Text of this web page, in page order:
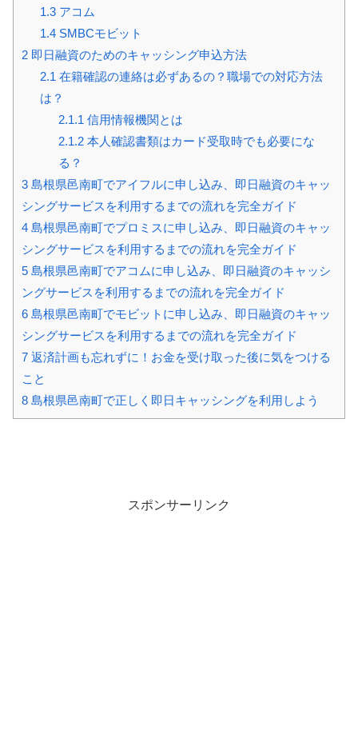
1.3アコム
1.4SMBCモビット
2 即日融資のためのキャッシング申込方法
2.1 在籍確認の連絡は必ずあるの？職場での対応方法
は？
2.1.1 信用情報機関とは
2.1.2本人確認書類はカード受取時でも必要にな
る？
3 島根県邑南町でアイフルに申し込み、即日融資のキャッ
シングサービスを利用するまでの流れを完全ガイド
4 島根県邑南町でプロミスに申し込み、即日融資のキャッ
シングサービスを利用するまでの流れを完全ガイド
5 島根県邑南町でアコムに申し込み、即日融資のキャッシ
ングサービスを利用するまでの流れを完全ガイド
6 島根県邑南町でモビットに申し込み、即日融資のキャッ
シングサービスを利用するまでの流れを完全ガイド
7 返済計画も忘れずに！お金を受け取った後に気をつける
こと
8 島根県邑南町で正しく即日キャッシングを利用しよう
スポンサーリンク